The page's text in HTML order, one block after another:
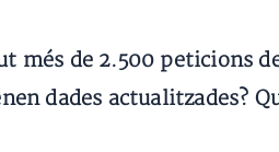
més de 2.500 peticions
dades actualitzades?